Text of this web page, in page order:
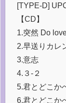
[TYPE-D]
【CD】
1.突然 Do
2.早送りカレ
3.意志
4.３-２
5.君とどこか
6.君とどこか